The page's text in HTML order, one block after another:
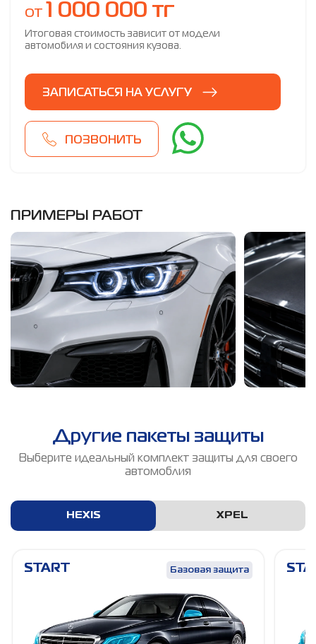
от 1 000 000 тг
Итоговая стоимость зависит от модели
автомобиля и состояния кузова.
ЗАПИСАТЬСЯ НА УСЛУГУ
ПОЗВОНИТЬ
ПРИМЕРЫ РАБОТ
Другие пакеты защиты
Выберите идеальный комплект защиты для своего
автомоблия
HEXIS XPEL
START Базовая защита